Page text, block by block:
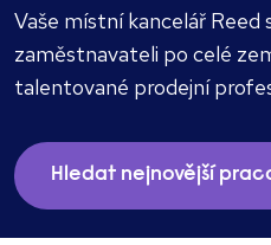
mezi klienty i
Vaše místní kancelář Reed
zaměstnavateli po celé
talentované prodejní
Hledat nejnovější